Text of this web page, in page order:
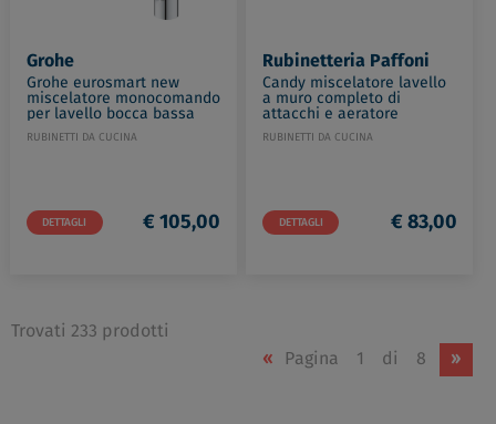
Grohe
Grohe eurosmart new
miscelatore monocomando
per lavello bocca bassa
cromato codice prod:
33281003
RUBINETTI DA CUCINA
DETTAGLI € 105,00
Rubinetteria Paffoni
Candy miscelatore lavello
a muro completo di
attacchi e aeratore
cromato codice prod:
CA161CR
RUBINETTI DA CUCINA
DETTAGLI € 83,00
Trovati 233 prodotti
« Pagina 1 di 8 »